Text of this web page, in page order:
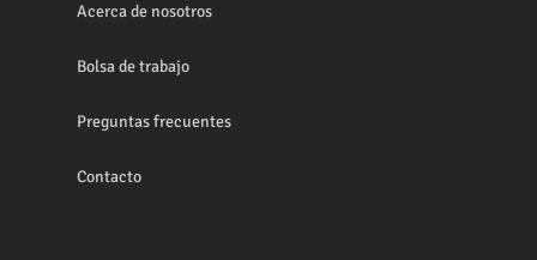
Acerca de nosotros
Bolsa de trabajo
Preguntas frecuentes
Contacto